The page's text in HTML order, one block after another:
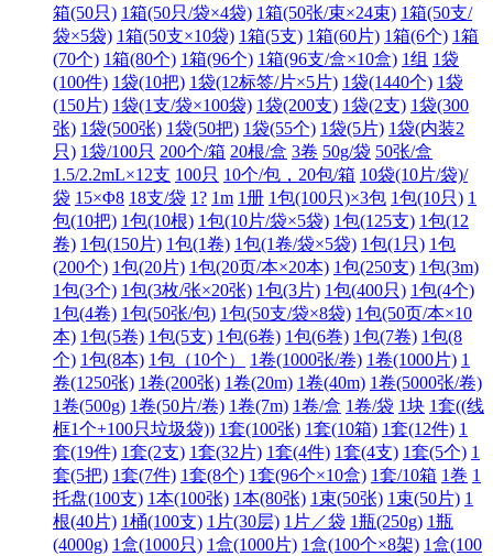
箱(50只) 1箱(50只/袋×4袋) 1箱(50张/束×24束) 1箱(50支/
袋×5袋) 1箱(50支×10袋) 1箱(5支) 1箱(60片) 1箱(6个) 1箱
(70个) 1箱(80个) 1箱(96个) 1箱(96支/盒×10盒) 1组 1袋
(100件) 1袋(10把) 1袋(12标签/片×5片) 1袋(1440个) 1袋
(150片) 1袋(1支/袋×100袋) 1袋(200支) 1袋(2支) 1袋(300
张) 1袋(500张) 1袋(50把) 1袋(55个) 1袋(5片) 1袋(内装2
只) 1袋/100只 200个/箱 20根/盒 3卷 50g/袋 50张/盒
1.5/2.2mL×12支 100只 10个/包，20包/箱 10袋(10片/袋)/
袋 15×Φ8 18支/袋 1? 1m 1册 1包(100只)×3包 1包(10只) 1
包(10把) 1包(10根) 1包(10片/袋×5袋) 1包(125支) 1包(12
卷) 1包(150片) 1包(1卷) 1包(1卷/袋×5袋) 1包(1只) 1包
(200个) 1包(20片) 1包(20页/本×20本) 1包(250支) 1包(3m)
1包(3个) 1包(3枚/张×20张) 1包(3片) 1包(400只) 1包(4个)
1包(4卷) 1包(50张/包) 1包(50支/袋×8袋) 1包(50页/本×10
本) 1包(5卷) 1包(5支) 1包(6卷) 1包(6巻) 1包(7卷) 1包(8
个) 1包(8本) 1包（10个） 1卷(1000张/卷) 1卷(1000片) 1
卷(1250张) 1卷(200张) 1卷(20m) 1卷(40m) 1卷(5000张/卷)
1卷(500g) 1卷(50片/卷) 1卷(7m) 1卷/盒 1卷/袋 1块 1套((线
框1个+100只垃圾袋)) 1套(100张) 1套(10箱) 1套(12件) 1
套(19件) 1套(2支) 1套(32片) 1套(4件) 1套(4支) 1套(5个) 1
套(5把) 1套(7件) 1套(8个) 1套(96个×10盒) 1套/10箱 1巻 1
托盘(100支) 1本(100张) 1本(80张) 1束(50张) 1束(50片) 1
根(40片) 1桶(100支) 1片(30层) 1片／袋 1瓶(250g) 1瓶
(4000g) 1盒(1000只) 1盒(1000片) 1盒(100个×8架) 1盒(100